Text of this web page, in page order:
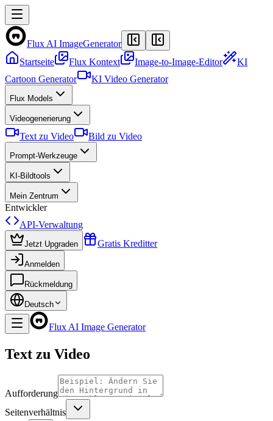
Flux AI ImageGenerator
Startseite
Flux Kontext Image-to-Image-Editor
KI
Cartoon Generator
KI Video Generator
Flux Models
Videogenerierung
Text zu Video Bild zu Video
Prompt-Werkzeuge
KI-Bildtools
Mein Zentrum
Entwickler
API-Verwaltung
Jetzt Upgraden Gratis Kreditter
Anmelden
Rückmeldung
Deutsch
Flux AI Image Generator
Text zu Video
Aufforderung
Seitenverhältnis